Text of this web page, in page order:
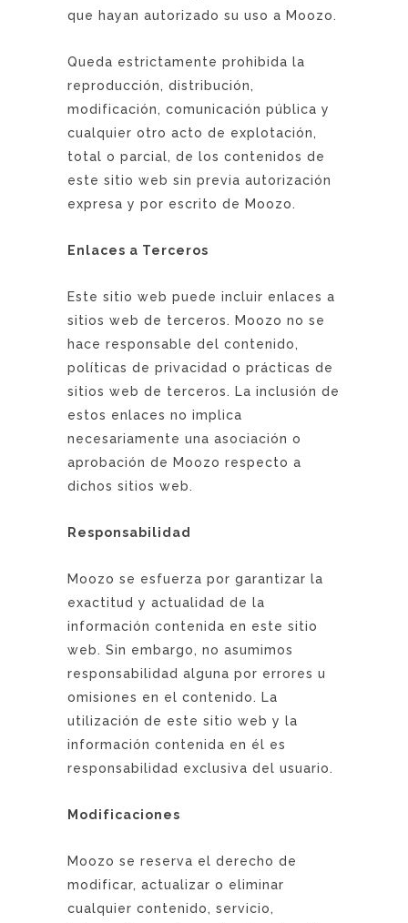
que hayan autorizado su uso a Moozo.
Queda estrictamente prohibida la
reproducción, distribución,
modificación, comunicación pública y
cualquier otro acto de explotación,
total o parcial, de los contenidos de
este sitio web sin previa autorización
expresa y por escrito de Moozo.
Enlaces a Terceros
Este sitio web puede incluir enlaces a
sitios web de terceros. Moozo no se
hace responsable del contenido,
políticas de privacidad o prácticas de
sitios web de terceros. La inclusión de
estos enlaces no implica
necesariamente una asociación o
aprobación de Moozo respecto a
dichos sitios web.
Responsabilidad
Moozo se esfuerza por garantizar la
exactitud y actualidad de la
información contenida en este sitio
web. Sin embargo, no asumimos
responsabilidad alguna por errores u
omisiones en el contenido. La
utilización de este sitio web y la
información contenida en él es
responsabilidad exclusiva del usuario.
Modificaciones
Moozo se reserva el derecho de
modificar, actualizar o eliminar
cualquier contenido, servicio,